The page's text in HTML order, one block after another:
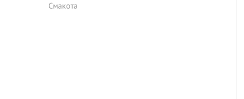
Смакота